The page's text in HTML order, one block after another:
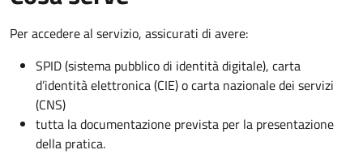
Per accedere al servizio, assicurati di avere:
SPID (sistema pubblico di identità digitale), carta
d’identità elettronica (CIE) o carta nazionale dei servizi
(CNS)
tutta la documentazione prevista per la presentazione
della pratica.